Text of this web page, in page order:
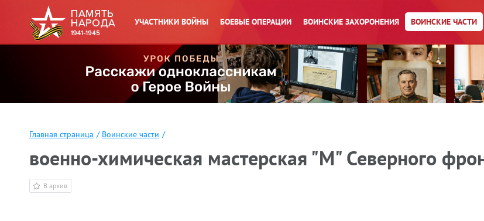
УЧАСТНИКИ ВОЙНЫ БОЕВЫЕ ОПЕРАЦИИ ВОИНСКИЕ ЗАХОРОНЕНИЯ ВОИНСКИЕ ЧАСТИ
Главная страница / Воинские части /
военно-химическая мастерская "М" Северного
В архив